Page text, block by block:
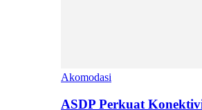
Akomodasi
ASDP Perkuat